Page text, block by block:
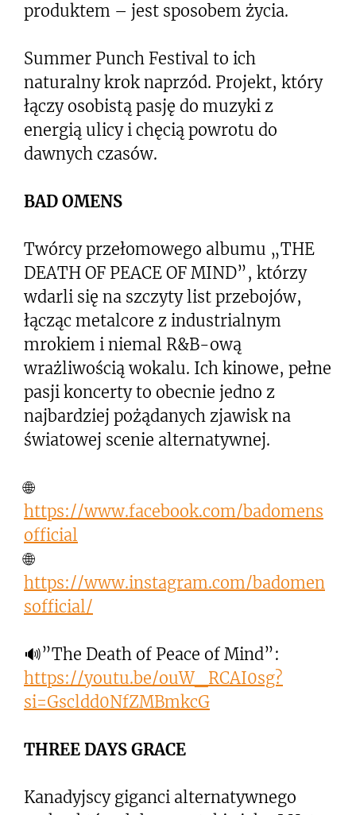
produktem – jest sposobem życia.
Summer Punch Festival to ich
naturalny krok naprzód. Projekt, który
łączy osobistą pasję do muzyki z
energią ulicy i chęcią powrotu do
dawnych czasów.
BAD OMENS
Twórcy przełomowego albumu „THE
DEATH OF PEACE OF MIND”, którzy
wdarli się na szczyty list przebojów,
łącząc metalcore z industrialnym
mrokiem i niemal R&B-ową
wrażliwością wokalu. Ich kinowe, pełne
pasji koncerty to obecnie jedno z
najbardziej pożądanych zjawisk na
światowej scenie alternatywnej.
🌐
https://www.facebook.com/badomens
official
🌐
https://www.instagram.com/badomen
sofficial/
🔊”The Death of Peace of Mind”:
https://youtu.be/ouW_RCAI0sg?
si=Gscldd0NfZMBmkcG
THREE DAYS GRACE
Kanadyjscy giganci alternatywnego